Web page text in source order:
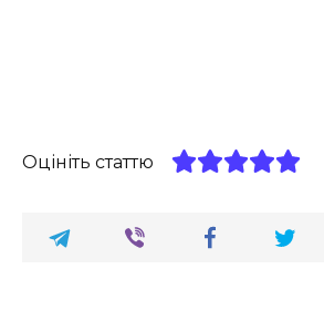
Оцініть статтю